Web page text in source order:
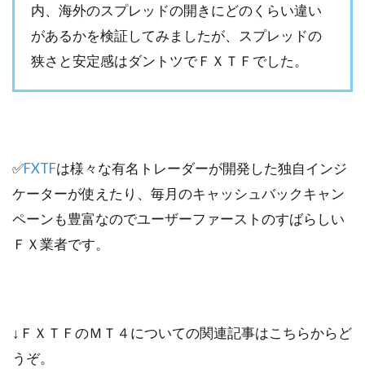
内、海外のスプレッドの開きにどのくらい違い
があるかを検証してみましたが、スプレッドの
狭さと安定感はダントツでＦＸＴＦでした。
✅FXTFは様々な有名トレーダーが開発した独自インジ
ケーターが使えたり、毎月のキャッシュバックキャン
ペーンも豊富なのでユーザーファーストのすばらしい
ＦＸ業者です。
↓ＦＸＴＦのＭＴ４についての関連記事はこちらからど
うぞ。